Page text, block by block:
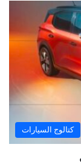
كتالوج السيارات